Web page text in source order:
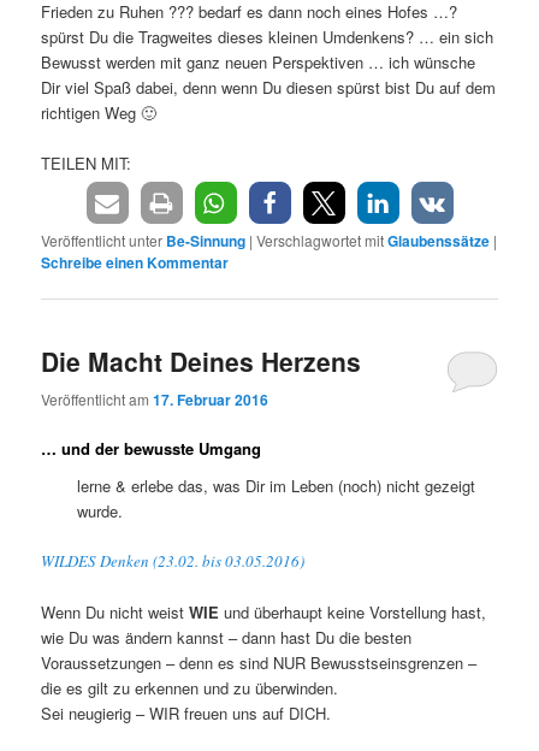
Frieden zu Ruhen ??? bedarf es dann noch eines Hofes …?
spürst Du die Tragweites dieses kleinen Umdenkens? … ein sich
Bewusst werden mit ganz neuen Perspektiven … ich wünsche
Dir viel Spaß dabei, denn wenn Du diesen spürst bist Du auf dem
richtigen Weg 🙂
TEILEN MIT:
Veröffentlicht unter Be-Sinnung |Verschlagwortet mitGlaubenssätze |
Schreibe einen Kommentar
Die Macht Deines Herzens
Veröffentlicht am17. Februar 2016
… und der bewusste Umgang
lerne & erlebe das, was Dir im Leben (noch) nicht gezeigt
wurde.
WILDES Denken (23.02. bis 03.05.2016)
Wenn Du nicht weistWIE und überhaupt keine Vorstellung hast,
wie Du was ändern kannst – dann hast Du die besten
Voraussetzungen – denn es sind NUR Bewusstseinsgrenzen –
die es gilt zu erkennen und zu überwinden.
Sei neugierig – WIR freuen uns auf DICH.